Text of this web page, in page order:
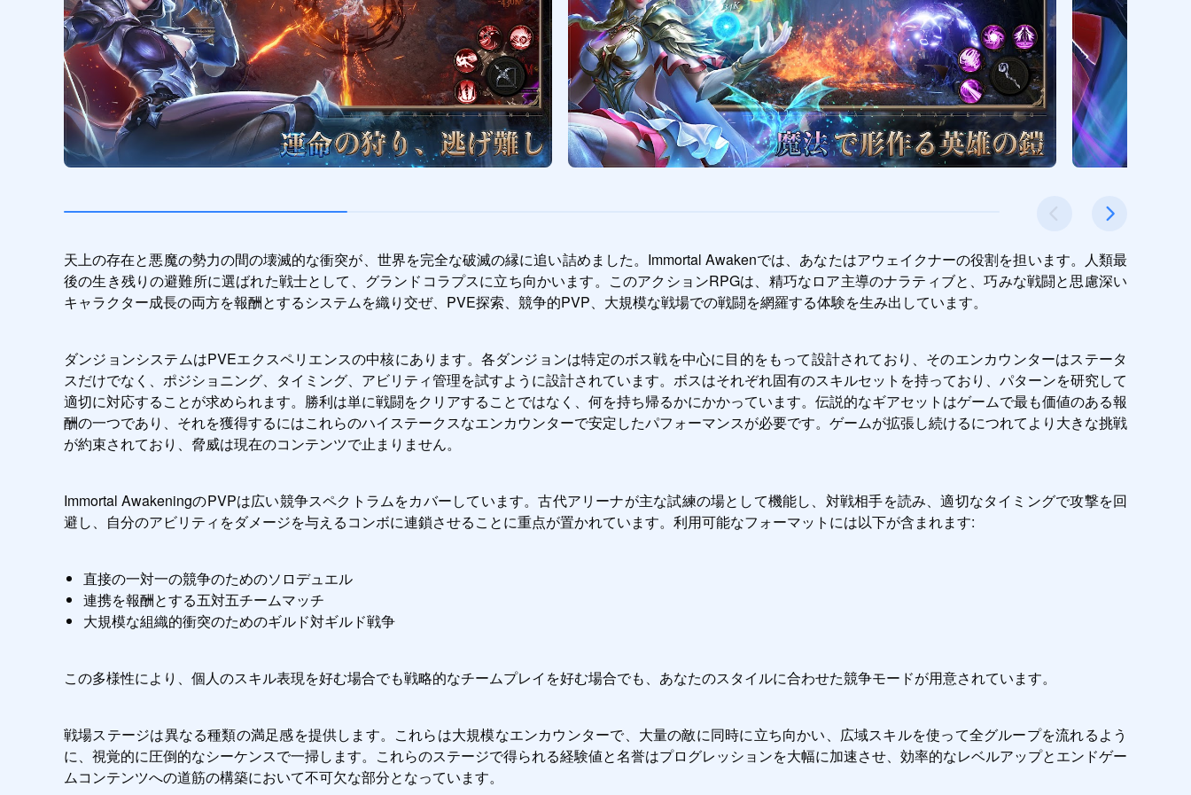
天上の存在と悪魔の勢力の間の壊滅的な衝突が、世界を完全な破滅の縁に追い詰めました。Immortal Awakenでは、あなたはアウェイクナーの役割を担います。人類最
後の生き残りの避難所に選ばれた戦士として、グランドコラプスに立ち向かいます。このアクションRPGは、精巧なロア主導のナラティブと、巧みな戦闘と思慮深い
キャラクター成長の両方を報酬とするシステムを織り交ぜ、PVE探索、競争的PVP、大規模な戦場での戦闘を網羅する体験を生み出しています。
ダンジョンシステムはPVEエクスペリエンスの中核にあります。各ダンジョンは特定のボス戦を中心に目的をもって設計されており、そのエンカウンターはステータ
スだけでなく、ポジショニング、タイミング、アビリティ管理を試すように設計されています。ボスはそれぞれ固有のスキルセットを持っており、パターンを研究して
適切に対応することが求められます。勝利は単に戦闘をクリアすることではなく、何を持ち帰るかにかかっています。伝説的なギアセットはゲームで最も価値のある報
酬の一つであり、それを獲得するにはこれらのハイステークスなエンカウンターで安定したパフォーマンスが必要です。ゲームが拡張し続けるにつれてより大きな挑戦
が約束されており、脅威は現在のコンテンツで止まりません。
Immortal AwakeningのPVPは広い競争スペクトラムをカバーしています。古代アリーナが主な試練の場として機能し、対戦相手を読み、適切なタイミングで攻撃を回
避し、自分のアビリティをダメージを与えるコンボに連鎖させることに重点が置かれています。利用可能なフォーマットには以下が含まれます:
直接の一対一の競争のためのソロデュエル
連携を報酬とする五対五チームマッチ
大規模な組織的衝突のためのギルド対ギルド戦争
この多様性により、個人のスキル表現を好む場合でも戦略的なチームプレイを好む場合でも、あなたのスタイルに合わせた競争モードが用意されています。
戦場ステージは異なる種類の満足感を提供します。これらは大規模なエンカウンターで、大量の敵に同時に立ち向かい、広域スキルを使って全グループを流れるよう
に、視覚的に圧倒的なシーケンスで一掃します。これらのステージで得られる経験値と名誉はプログレッションを大幅に加速させ、効率的なレベルアップとエンドゲー
ムコンテンツへの道筋の構築において不可欠な部分となっています。